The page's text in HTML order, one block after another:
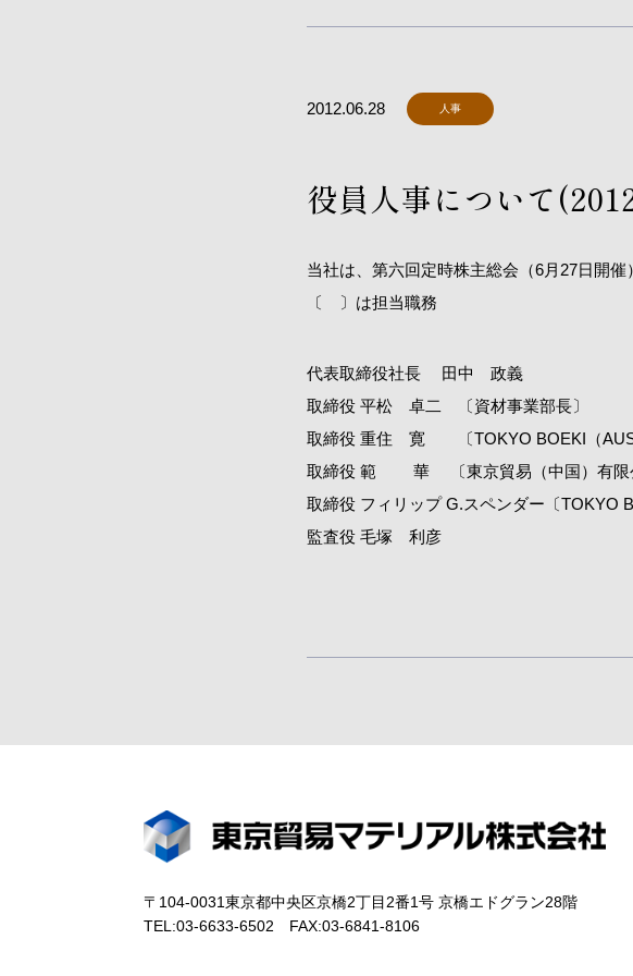
2012.06.28 人事
役員人事について
当社は、第六回定時株主総会（6月27日開催
〔 〕は担当職務
代表取締役社長 田中 政義
取締役 平松 卓二 〔資材事業部長〕
取締役 重住 寛 〔TOKYO BOEKI（
取締役 範 華 〔東京貿易（中国）有限
取締役 フィリップ G.スペンダー〔TOKYO
監査役 毛塚 利彦
〒104-0031東京都中央区京橋2丁目2番1号 京橋エドグラン28階
TEL:03-6633-6502 FAX:03-6841-8106